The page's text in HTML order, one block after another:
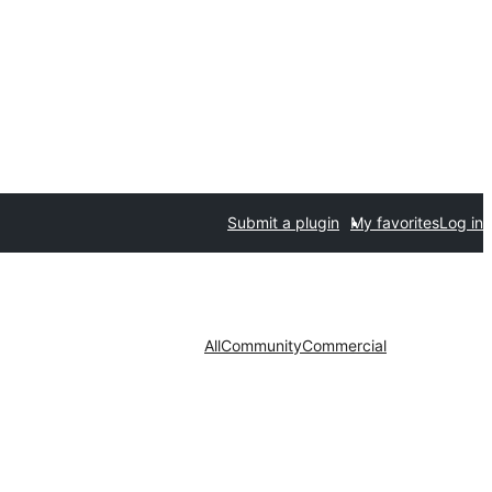
Submit a plugin My favoritesLog in
AllCommunityCommercial